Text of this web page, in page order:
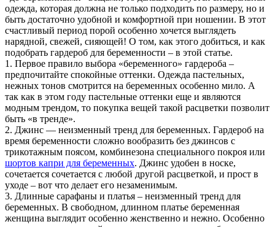
одежда, которая должна не только подходить по размеру, но и
быть достаточно удобной и комфортной при ношении. В этот
счастливый период порой особенно хочется выглядеть
нарядной, свежей, сияющей! О том, как этого добиться, и как
подобрать гардероб для беременности – в этой статье.
1. Первое правило выбора «беременного» гардероба –
предпочитайте спокойные оттенки. Одежда пастельных,
нежных тонов смотрится на беременных особенно мило. А
так как в этом году пастельные оттенки еще и являются
модным трендом, то покупка вещей такой расцветки позволит
быть «в тренде».
2. Джинс — неизменный тренд для беременных. Гардероб на
время беременности сложно вообразить без джинсов с
трикотажным поясом, комбинезона специального покроя или
шортов капри для беременных. Джинс удобен в носке,
сочетается сочетается с любой другой расцветкой, и прост в
уходе – вот что делает его незаменимым.
3. Длинные сарафаны и платья – неизменный тренд для
беременных. В свободном, длинном платье беременная
женщина выглядит особенно женственно и нежно. Особенно